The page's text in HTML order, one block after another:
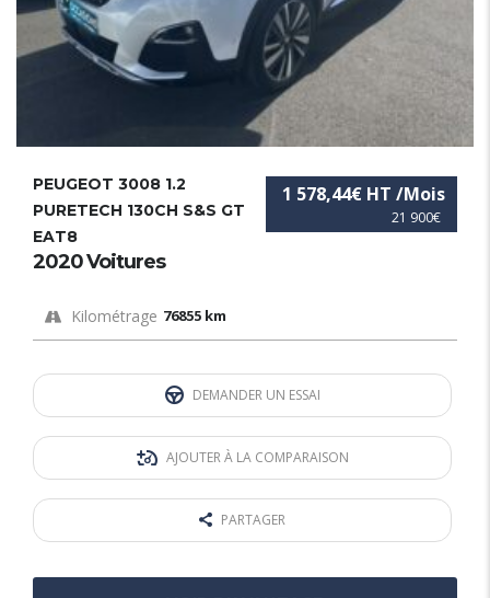
21 900€
1 578,44€ HT /Mois
PEUGEOT 3008 1.2
PURETECH 130CH S&S GT
EAT8
2020 Voitures
Kilométrage 76855 km
DEMANDER UN ESSAI
AJOUTER À LA COMPARAISON
PARTAGER